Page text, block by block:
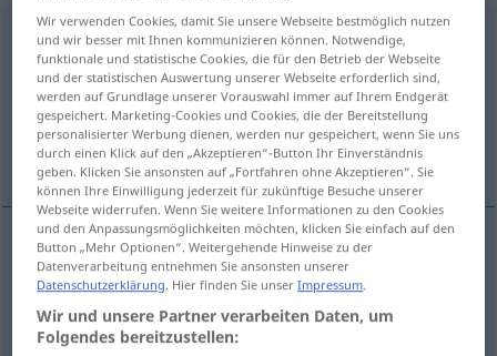
lepenkaf <-nek>
Übersicht aller Übersetzungen
(Für mehr Details die Übersetzung anklicken/antippen)
Pappe, Pappdeckel, Klebeband
Pappef lepenka
Pappdeckelm lepenka
Wir verwenden Cookies, damit Sie unsere Webseite bestmöglich nutzen
und wir besser mit Ihnen kommunizieren können. Notwendige,
funktionale und statistische Cookies, die für den Betrieb der Webseite
und der statistischen Auswertung unserer Webseite erforderlich sind,
werden auf Grundlage unserer Vorauswahl immer auf Ihrem Endgerät
gespeichert. Marketing-Cookies und Cookies, die der Bereitstellung
personalisierter Werbung dienen, werden nur gespeichert, wenn Sie uns
durch einen Klick auf den „Akzeptieren“-Button Ihr Einverständnis
geben. Klicken Sie ansonsten auf „Fortfahren ohne Akzeptieren“. Sie
können Ihre Einwilligung jederzeit für zukünftige Besuche unserer
Webseite widerrufen. Wenn Sie weitere Informationen zu den Cookies
und den Anpassungsmöglichkeiten möchten, klicken Sie einfach auf den
Button „Mehr Optionen“. Weitergehende Hinweise zu der
Datenverarbeitung entnehmen Sie ansonsten unserer
Datenschutzerklärung. Hier finden Sie unserImpressum.
Wir und unsere Partner verarbeiten Daten, um
Folgendes bereitzustellen: